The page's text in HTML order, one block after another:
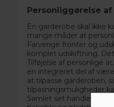
Personliggørelse
En garderobe skal ikke
mange måder at
Farverige fronter og
komplet udskiftning.
Tilføjelse af personlige
en integreret del af
at tilpasse garderoben,
tilpasningsmuligheder
Samlet set handler det